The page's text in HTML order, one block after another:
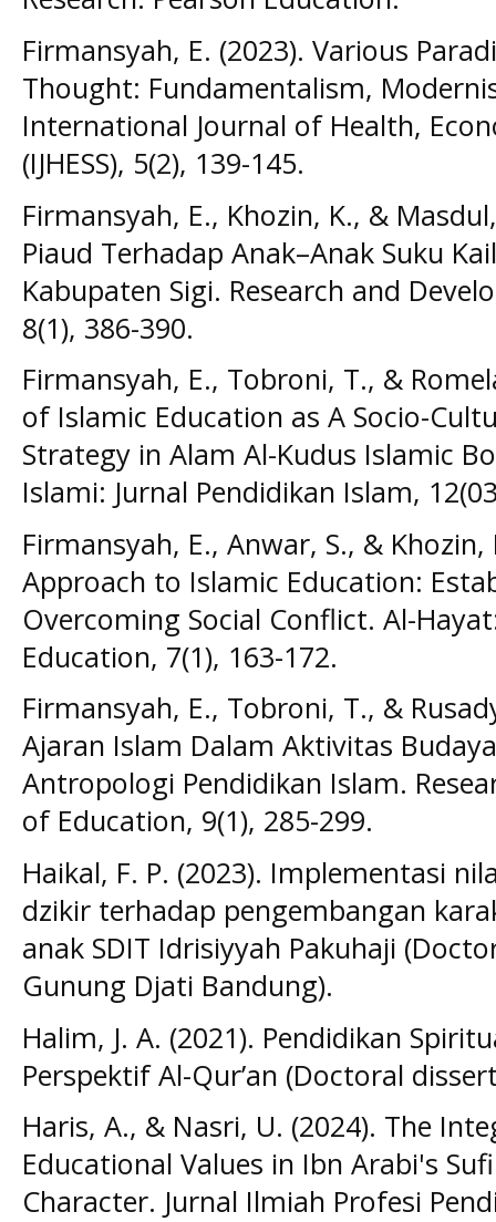
Firmansyah, E. (2023). Various
Thought: Fundamentalism,
International Journal of Health,
(IJHESS), 5(2), 139-145.
Firmansyah, E., Khozin, K., &
Piaud Terhadap Anak–Anak Suku
Kabupaten Sigi. Research and
8(1), 386-390.
Firmansyah, E., Tobroni, T., &
of Islamic Education as A Socio-
Strategy in Alam Al-Kudus Islamic
Islami: Jurnal Pendidikan Islam,
Firmansyah, E., Anwar, S., &
Approach to Islamic Education:
Overcoming Social Conflict. Al-
Education, 7(1), 163-172.
Firmansyah, E., Tobroni, T., &
Ajaran Islam Dalam Aktivitas
Antropologi Pendidikan Islam.
of Education, 9(1), 285-299.
Haikal, F. P. (2023). Implementasi
dzikir terhadap pengembangan
anak SDIT Idrisiyyah Pakuhaji
Gunung Djati Bandung).
Halim, J. A. (2021). Pendidikan
Perspektif Al-Qur’an (Doctoral
Haris, A., & Nasri, U. (2024). The
Educational Values in Ibn Arabi's
Character. Jurnal Ilmiah Profesi